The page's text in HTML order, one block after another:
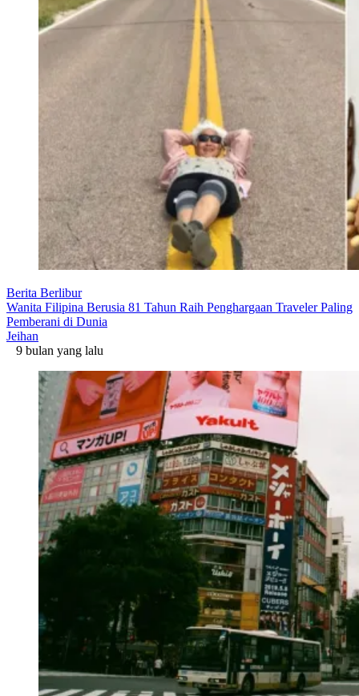
Berita Berlibur
Wanita Filipina Berusia 81 Tahun Raih Penghargaan Traveler Paling
Pemberani di Dunia
Jeihan
9 bulan yang lalu